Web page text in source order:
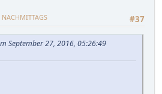
#37
September 27, 2016, 05:26:49